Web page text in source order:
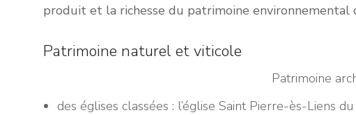
produit et la richesse du patrimoine environnemental
Patrimoine naturel et viticole
Patrimoine
des églises classées : l’église Saint Pierre-ès-Liens